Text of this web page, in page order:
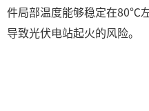
件局部温度能够稳定在80℃
导致光伏电站起火的风险。